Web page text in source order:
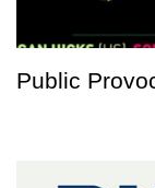
Public